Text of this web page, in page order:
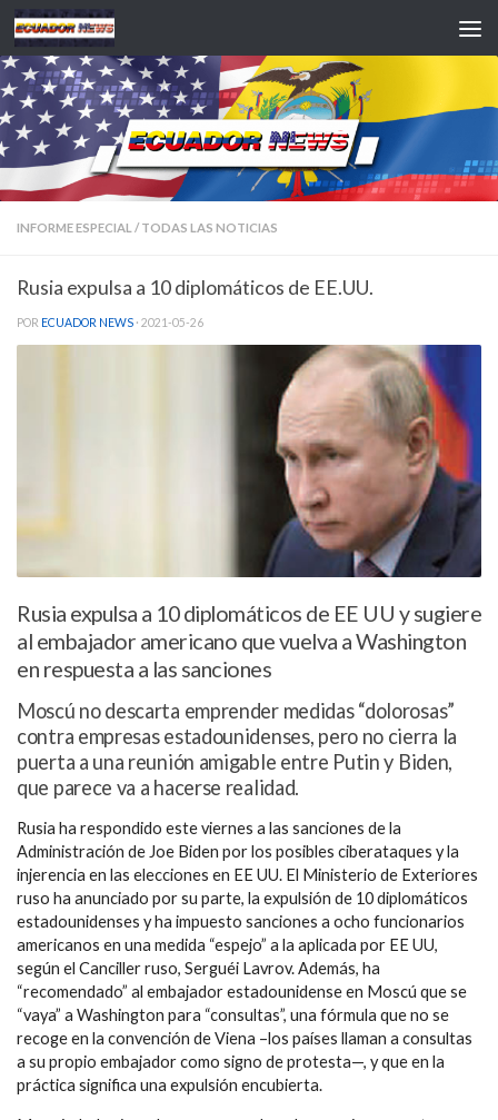
Saltar al contenido
INFORME ESPECIAL / TODAS LAS NOTICIAS
Rusia expulsa a 10 diplomáticos de EE.UU.
POR ECUADOR NEWS · 2021-05-26
Rusia expulsa a 10 diplomáticos de EE UU y sugiere
al embajador americano que vuelva a Washington
en respuesta a las sanciones
Moscú no descarta emprender medidas “dolorosas”
contra empresas estadounidenses, pero no cierra la
puerta a una reunión amigable entre Putin y Biden,
que parece va a hacerse realidad.
Rusia ha respondido este viernes a las sanciones de la
Administración de Joe Biden por los posibles ciberataques y la
injerencia en las elecciones en EE UU. El Ministerio de Exteriores
ruso ha anunciado por su parte, la expulsión de 10 diplomáticos
estadounidenses y ha impuesto sanciones a ocho funcionarios
americanos en una medida “espejo” a la aplicada por EE UU,
según el Canciller ruso, Serguéi Lavrov. Además, ha
“recomendado” al embajador estadounidense en Moscú que se
“vaya” a Washington para “consultas”, una fórmula que no se
recoge en la convención de Viena –los países llaman a consultas
a su propio embajador como signo de protesta—, y que en la
práctica significa una expulsión encubierta.